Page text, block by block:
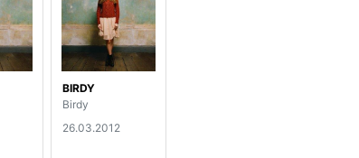
BIRDY
Birdy
26.03.2012